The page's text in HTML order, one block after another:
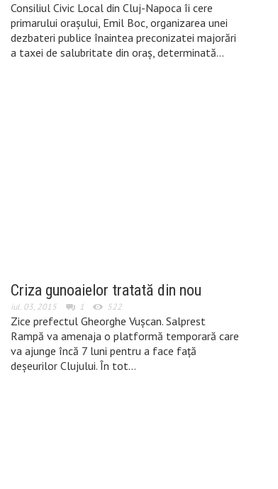
Consiliul Civic Local din Cluj-Napoca îi cere
primarului orașului, Emil Boc, organizarea unei
dezbateri publice înaintea preconizatei majorări
a taxei de salubritate din oraș, determinată…
Criza gunoaielor tratată din nou
iul. 03, 2015 1 522
Zice prefectul Gheorghe Vușcan. Salprest
Rampă va amenaja o platformă temporară care
va ajunge încă 7 luni pentru a face față
deșeurilor Clujului. În tot…